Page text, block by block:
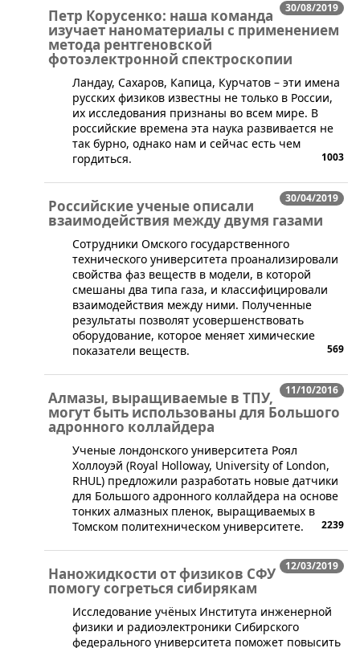
30/08/2019
Петр Корусенко: наша команда
изучает наноматериалы с применением
метода рентгеновской
фотоэлектронной спектроскопии
​Ландау, Сахаров, Капица, Курчатов – эти имена
русских физиков известны не только в России,
их исследования признаны во всем мире. В
российские времена эта наука развивается не
так бурно, однако нам и сейчас есть чем
гордиться.
1003
30/04/2019
Российские ученые описали
взаимодействия между двумя газами
Сотрудники Омского государственного
технического университета проанализировали
свойства фаз веществ в модели, в которой
смешаны два типа газа, и классифицировали
взаимодействия между ними. Полученные
результаты позволят усовершенствовать
оборудование, которое меняет химические
показатели веществ.
569
11/10/2016
Алмазы, выращиваемые в ТПУ,
могут быть использованы для Большого
адронного коллайдера
​Ученые лондонского университета Роял
Холлоуэй (Royal Holloway, University of London,
RHUL) предложили разработать новые датчики
для Большого адронного коллайдера на основе
тонких алмазных пленок, выращиваемых в
Томском политехническом университете.
2239
12/03/2019
Наножидкости от физиков СФУ
помогу согреться сибирякам
Исследование учёных Института инженерной
физики и радиоэлектроники Сибирского
федерального университета поможет повысить